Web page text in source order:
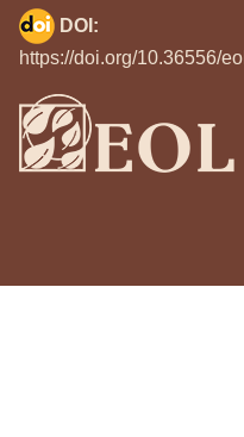
DOI:
https://doi.org/10.36556/eol